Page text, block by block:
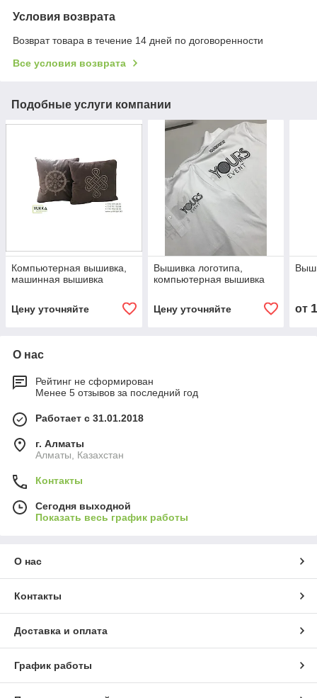
Условия возврата
Возврат товара в течение 14 дней по договоренности
Все условия возврата
Подобные услуги компании
Компьютерная вышивка,
машинная вышивка
Цену уточняйте
Вышивка логотипа,
компьютерная вышивка
Цену уточняйте от
О нас
Рейтинг не сформирован
Менее 5 отзывов за последний год
Работает с 31.01.2018
г. Алматы
Алматы, Казахстан
Контакты
Сегодня выходной
Показать весь график работы
О нас
Контакты
Доставка и оплата
График работы